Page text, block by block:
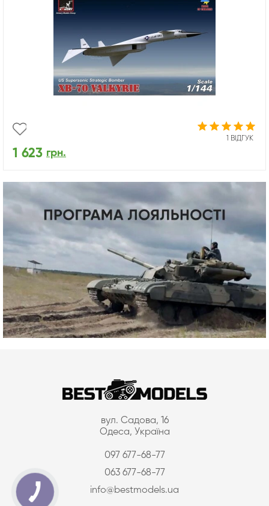
1 ВІДГУК
1 623 грн.
вул. Садова, 16
Одеса, Україна
097 677-68-77
063 677-68-77
info@bestmodels.ua